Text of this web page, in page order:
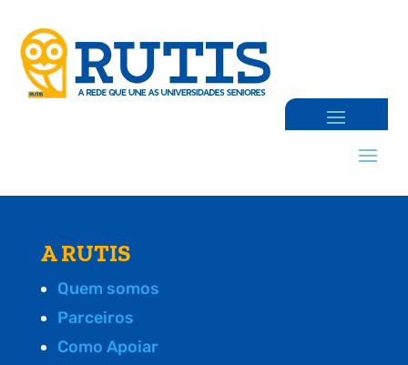
A RUTIS
Quem somos
Parceiros
Como Apoiar